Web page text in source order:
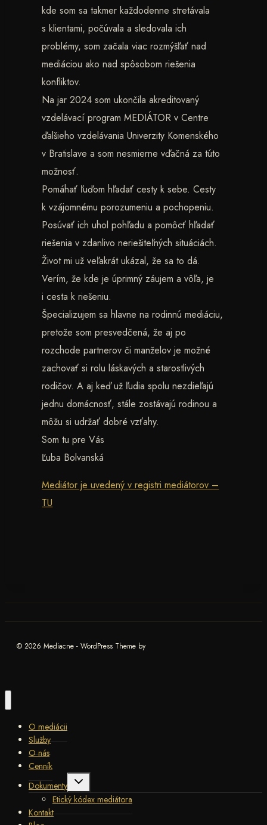
kde som sa takmer každodenne stretávala
s klientami, počúvala a sledovala ich
problémy, som začala viac rozmýšľať nad
mediáciou ako nad spôsobom riešenia
konfliktov.
Na jar 2024 som ukončila akreditovaný
vzdelávací program MEDIÁTOR v Centre
ďalšieho vzdelávania Univerzity Komenského
v Bratislave a som nesmierne vďačná za túto
možnosť.
Pomáhať ľuďom hľadať cesty k sebe. Cesty
k vzájomnému porozumeniu a pochopeniu.
Posúvať ich uhol pohľadu a pomôcť hľadať
riešenia v zdanlivo neriešiteľných situáciách.
Život mi už veľakrát ukázal, že sa to dá.
Verím, že kde je úprimný záujem a vôľa, je
i cesta k riešeniu.
Špecializujem sa hlavne na rodinnú mediáciu,
pretože som presvedčená, že aj po
rozchode partnerov či manželov je možné
zachovať si rolu láskavých a starostlivých
rodičov. A aj keď už ľudia spolu nezdieľajú
jednu domácnosť, stále zostávajú rodinou a
môžu si udržať dobré vzťahy.
Som tu pre Vás
Ľuba Bolvanská
Mediátor je uvedený v registri mediátorov –
TU
© 2026 Mediacne - WordPress Theme by
O mediácii
Služby
O nás
Cenník
Dokumenty
Toggle
menu
Etický kódex mediátora
Kontakt